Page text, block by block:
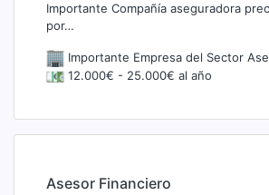
Importante Compañía aseguradora
por…
Importante Empresa del Sector
12.000€ - 25.000€ al año
Asesor Financiero